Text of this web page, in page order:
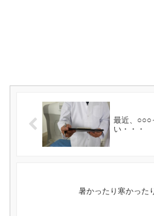
最近、○○○
い・・・
暑かったり寒かった